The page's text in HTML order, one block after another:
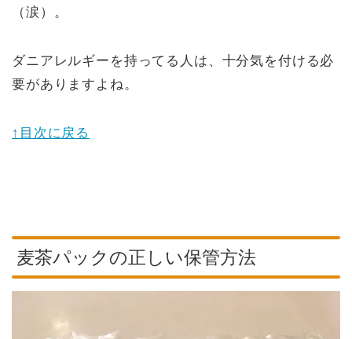
（涙）。
ダニアレルギーを持ってる人は、十分気を付ける必
要がありますよね。
↑目次に戻る
麦茶パックの正しい保管方法